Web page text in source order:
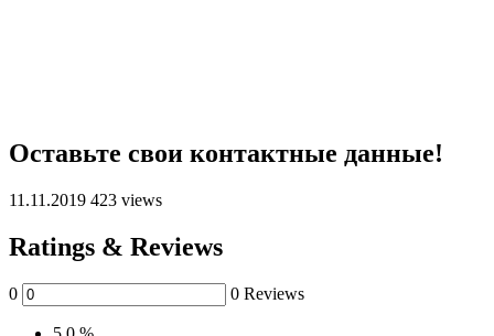
Оставьте свои контактные данные!
11.11.2019 423 views
Ratings & Reviews
0 0 Reviews